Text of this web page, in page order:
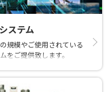
ステム
規模やご使用されている
をご提供致します。